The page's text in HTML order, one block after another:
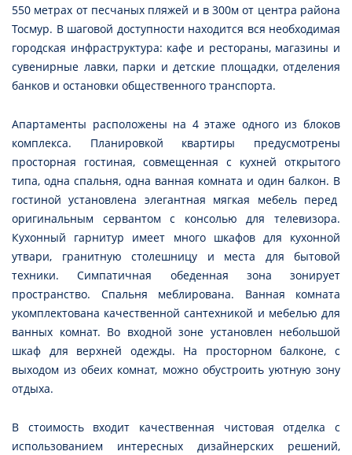
550 метрах от песчаных пляжей и в 300м от центра района
Тосмур. В шаговой доступности находится вся необходимая
городская инфраструктура: кафе и рестораны, магазины и
сувенирные лавки, парки и детские площадки, отделения
банков и остановки общественного транспорта.
Апартаменты расположены на 4 этаже одного из блоков
комплекса. Планировкой квартиры предусмотрены
просторная гостиная, совмещенная с кухней открытого
типа, одна спальня, одна ванная комната и один балкон. В
гостиной установлена элегантная мягкая мебель перед
оригинальным сервантом с консолью для телевизора.
Кухонный гарнитур имеет много шкафов для кухонной
утвари, гранитную столешницу и места для бытовой
техники. Симпатичная обеденная зона зонирует
пространство. Спальня меблирована. Ванная комната
укомплектована качественной сантехникой и мебелью для
ванных комнат. Во входной зоне установлен небольшой
шкаф для верхней одежды. На просторном балконе, с
выходом из обеих комнат, можно обустроить уютную зону
отдыха.
В стоимость входит качественная чистовая отделка с
использованием интересных дизайнерских решений,